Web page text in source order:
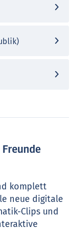
komplett
neue digitale
Clips und